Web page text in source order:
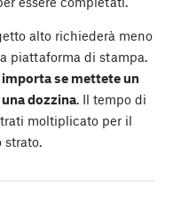
alto richiederà meno
piattaforma di stampa.
se mettete un
dozzina. Il tempo di
moltiplicato per il
strato.